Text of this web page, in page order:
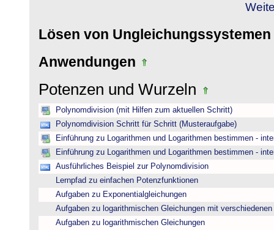
Lösen von Ungleichungssystemen
Anwendungen
Potenzen und Wurzeln
Polynomdivision (mit Hilfen zum aktuellen Schritt)
Polynomdivision Schritt für Schritt (Musteraufgabe)
Einführung zu Logarithmen und Logarithmen bestimmen -
Einführung zu Logarithmen und Logarithmen bestimmen -
Ausführliches Beispiel zur Polynomdivision
Lernpfad zu einfachen Potenzfunktionen
Aufgaben zu Exponentialgleichungen
Aufgaben zu logarithmischen Gleichungen mit verschiedenen
Aufgaben zu logarithmischen Gleichungen